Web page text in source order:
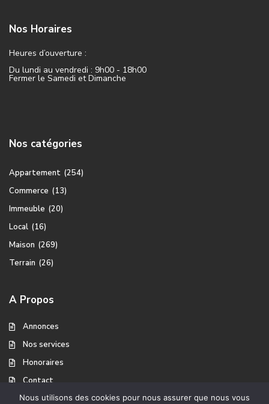
Nos Horaires
Heures d’ouverture :
Du lundi au vendredi : 9h00 - 18h00
Fermer le Samedi et Dimanche
Nos catégories
Appartement (254)
Commerce (13)
Immeuble (20)
Local (16)
Maison (269)
Terrain (26)
A Propos
Annonces
Nos services
Honoraires
Contact
Nous utilisons des cookies pour nous assurer que nous vous